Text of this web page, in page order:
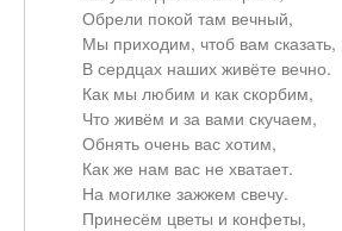
Обрели покой там вечный,
Мы приходим, чтоб вам сказать,
В сердцах наших живёте вечно.
Как мы любим и как скорбим,
Что живём и за вами скучаем,
Обнять очень вас хотим,
Как же нам вас не хватает.
На могилке зажжем свечу.
Принесём цветы и конфеты,